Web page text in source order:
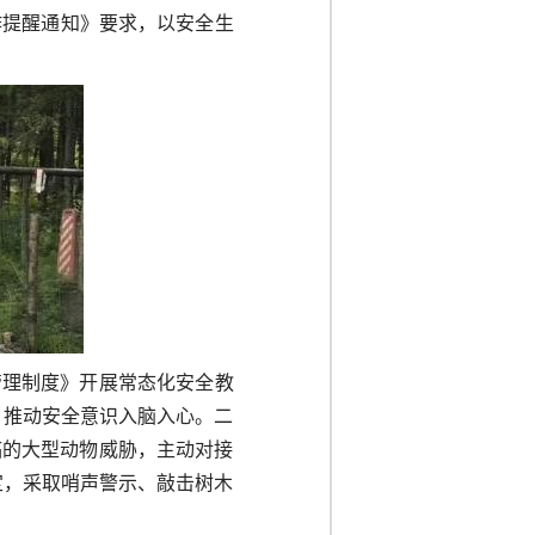
醒通知》要求，以安全生
制度》开展常态化安全教
动安全意识入脑入心。二
大型动物威胁，主动对接
采取哨声警示、敲击树木